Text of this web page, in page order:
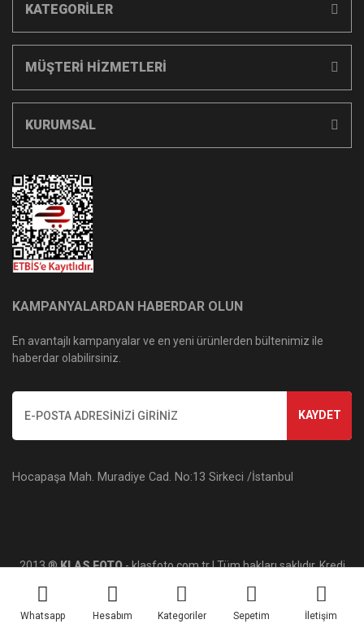
Whatsapp Hesabım Kategoriler Sepetim İletişim
KATEGORİLER
MÜŞTERİ HİZMETLERİ
KURUMSAL
KAMPANYALARDAN HABERDAR OLUN
En avantajlı kampanyalar ve en yeni ürünlerden bültenimiz ile
haberdar olabilirsiniz.
KAYDET
Hocapaşa Mah. Muradiye Cad. No:13 Sirkeci /İstanbul
2013 ®KLAS FOTO- klasfoto.com.tr | Tüm hakları saklıdır. Kredi